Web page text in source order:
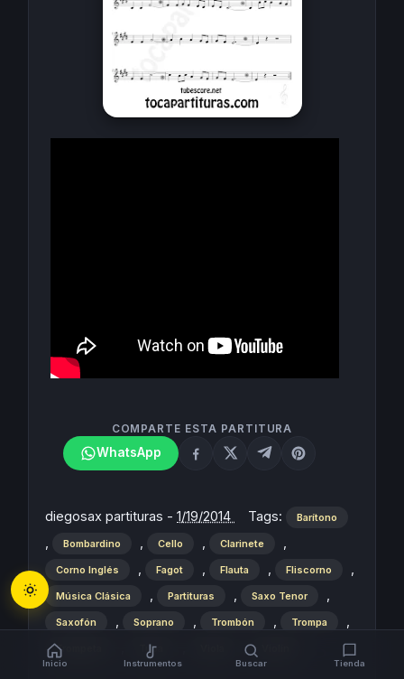
COMPARTE ESTA PARTITURA
WhatsApp
diegosax partituras - 1/19/2014 Tags: Barítono
Bombardino Cello Clarinete
Corno Inglés Fagot Flauta Fliscorno
Música Clásica Partituras Saxo Tenor
Saxofón Soprano Trombón Trompa
Trompeta Tuba ,
Inicio Instrumentos Buscar Tienda